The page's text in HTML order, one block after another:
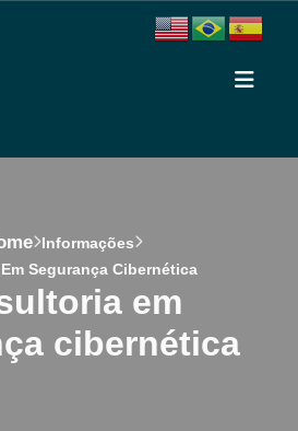
Informações
Segurança Cibernética
cibernética